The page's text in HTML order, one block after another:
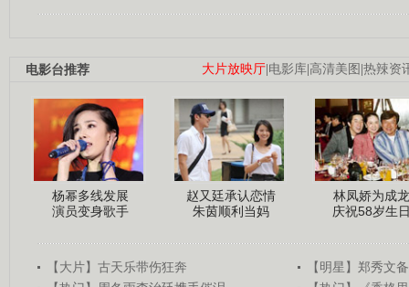
大片放映厅|电影库|高清美图 |热辣资
电影台推荐
杨幂多线发展
演员变身歌手
赵又廷承认恋情
朱茵顺利当妈
林凤娇为成龙
庆祝58岁生
【大片】古天乐带伤狂奔
【明星】郑秀文